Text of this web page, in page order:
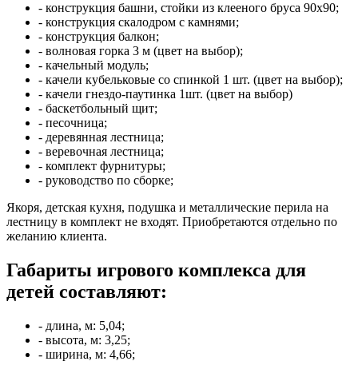
- конструкция башни, стойки из клееного бруса 90х90;
- конструкция скалодром с камнями;
- конструкция балкон;
- волновая горка 3 м (цвет на выбор);
- качельный модуль;
- качели кубельковые со спинкой 1 шт. (цвет на выбор);
- качели гнездо-паутинка 1шт. (цвет на выбор)
- баскетбольный щит;
- песочница;
- деревянная лестница;
- веревочная лестница;
- комплект фурнитуры;
- руководство по сборке;
Якоря, детская кухня, подушка и металлические перила на
лестницу в комплект не входят. Приобретаются отдельно по
желанию клиента.
Габариты игрового комплекса для
детей составляют:
- длина, м: 5,04;
- высота, м: 3,25;
- ширина, м: 4,66;